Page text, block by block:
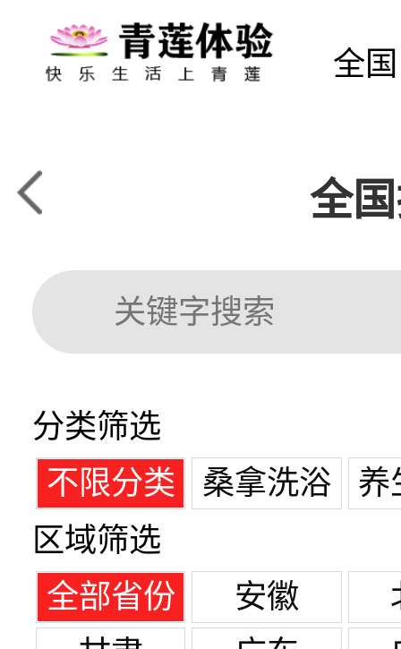
全国
全
分类筛选
不限分类
桑拿洗浴
养
区域筛选
全部省份
安徽